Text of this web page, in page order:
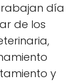
día
de los
y